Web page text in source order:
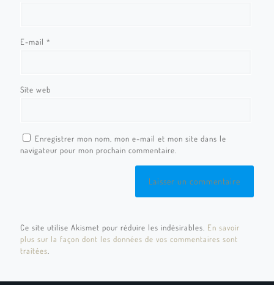
E-mail *
Site web
Enregistrer mon nom, mon e-mail et mon site dans le
navigateur pour mon prochain commentaire.
Ce site utilise Akismet pour réduire les indésirables. En savoir
plus sur la façon dont les données de vos commentaires sont
traitées